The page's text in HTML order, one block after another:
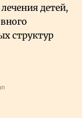
детей,
структур